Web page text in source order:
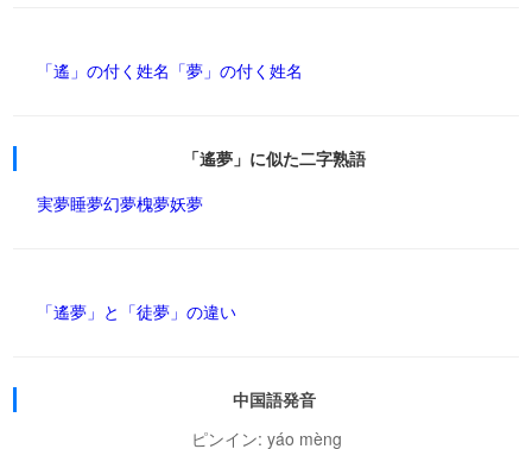
「遙」の付く姓名 「夢」の付く姓名
「遙夢」に似た二字熟語
実夢睡夢幻夢槐夢妖夢
「遙夢」と「徒夢」の違い
中国語発音
ピンイン: yáo mèng